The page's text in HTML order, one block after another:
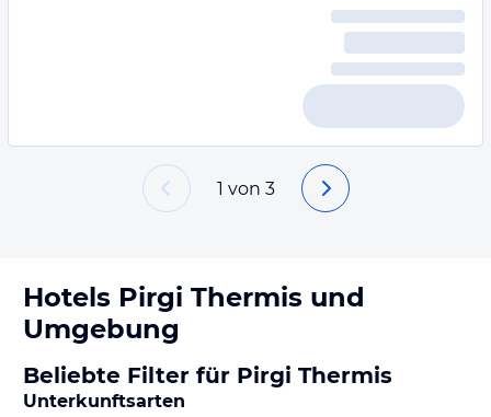
1 von 3
Hotels Pirgi Thermis und
Umgebung
Beliebte Filter für Pirgi Thermis
Unterkunftsarten